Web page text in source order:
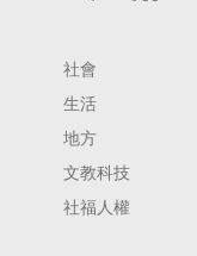
社會
生活
地方
文教科技
社福人權